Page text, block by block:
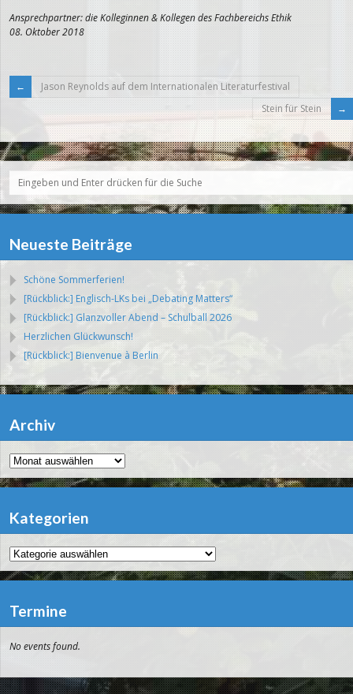
Ansprechpartner: die Kolleginnen & Kollegen des Fachbereichs Ethik
08. Oktober 2018
Jason Reynolds auf dem Internationalen Literaturfestival
Stein für Stein
Neueste Beiträge
Schöne Sommerferien!
[Rückblick:] Englisch-LKs bei „Debating Matters“
[Rückblick:] Glanzvoller Abend – Schulball 2026
Herzlichen Glückwunsch!
[Rückblick:] Bienvenue à Berlin
Archiv
Archiv
Kategorien
Kategorien
Termine
No events found.